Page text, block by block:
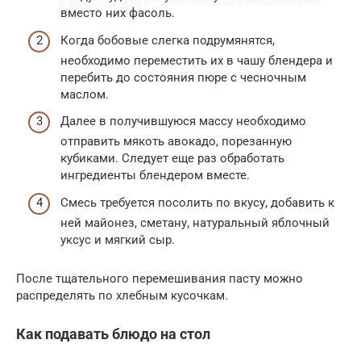
вместо них фасоль.
Когда бобовые слегка подрумянятся,
необходимо переместить их в чашу блендера и
перебить до состояния пюре с чесночным
маслом.
Далее в получившуюся массу необходимо
отправить мякоть авокадо, порезанную
кубиками. Следует еще раз обработать
ингредиенты блендером вместе.
Смесь требуется посолить по вкусу, добавить к
ней майонез, сметану, натуральный яблочный
уксус и мягкий сыр.
После тщательного перемешивания пасту можно
распределять по хлебным кусочкам.
Как подавать блюдо на стол